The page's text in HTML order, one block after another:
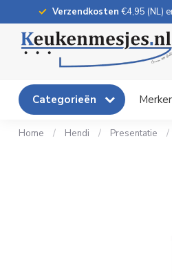
Verzendkosten €4,95 (NL)
Categorieën
Home / Hendi / Presentatie /